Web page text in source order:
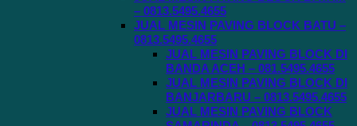
– 0813.5495.4655
JUAL MESIN PAVING BLOCK BATU –
0813.5495.4655
JUAL MESIN PAVING BLOCK DI
BANDA ACEH – 081.5495.4655
JUAL MESIN PAVING BLOCK DI
BANJARBARU – 0813.5495.4655
JUAL MESIN PAVING BLOCK